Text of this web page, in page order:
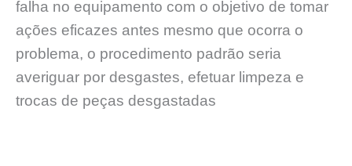
falha no equipamento com o objetivo de tomar
ações eficazes antes mesmo que ocorra o
problema, o procedimento padrão seria
averiguar por desgastes, efetuar limpeza e
trocas de peças desgastadas